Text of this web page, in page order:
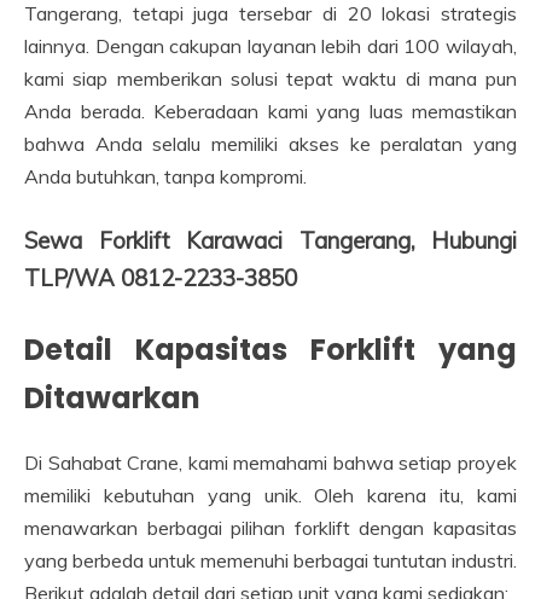
Tangerang, tetapi juga tersebar di 20 lokasi strategis
lainnya. Dengan cakupan layanan lebih dari 100 wilayah,
kami siap memberikan solusi tepat waktu di mana pun
Anda berada. Keberadaan kami yang luas memastikan
bahwa Anda selalu memiliki akses ke peralatan yang
Anda butuhkan, tanpa kompromi.
Sewa Forklift Karawaci Tangerang, Hubungi
TLP/WA 0812-2233-3850
Detail Kapasitas Forklift yang
Ditawarkan
Di Sahabat Crane, kami memahami bahwa setiap proyek
memiliki kebutuhan yang unik. Oleh karena itu, kami
menawarkan berbagai pilihan forklift dengan kapasitas
yang berbeda untuk memenuhi berbagai tuntutan industri.
Berikut adalah detail dari setiap unit yang kami sediakan: